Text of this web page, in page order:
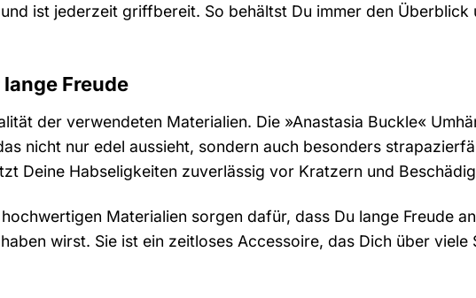
ist jederzeit griffbereit. So behältst Du immer den
Freude
der verwendeten Materialien. Die »Anastasia Buckle«
nicht nur edel aussieht, sondern auch besonders
Deine Habseligkeiten zuverlässig vor Kratzern und
Materialien sorgen dafür, dass Du lange Freude
wirst. Sie ist ein zeitloses Accessoire, das Dich über viele